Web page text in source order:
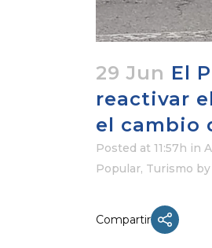
29 Jun El
reactivar
el cambio
Posted at 11:57h in
Popular, Turismo by
Compartir